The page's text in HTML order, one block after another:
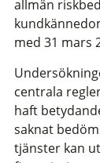
allmän
med 31 mars
centrala
haft
saknat
tjänster kan